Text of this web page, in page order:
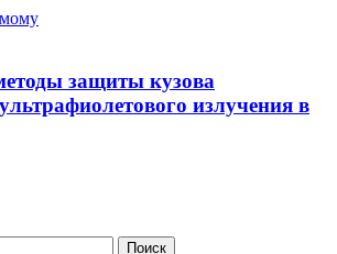
запчасти по
качества